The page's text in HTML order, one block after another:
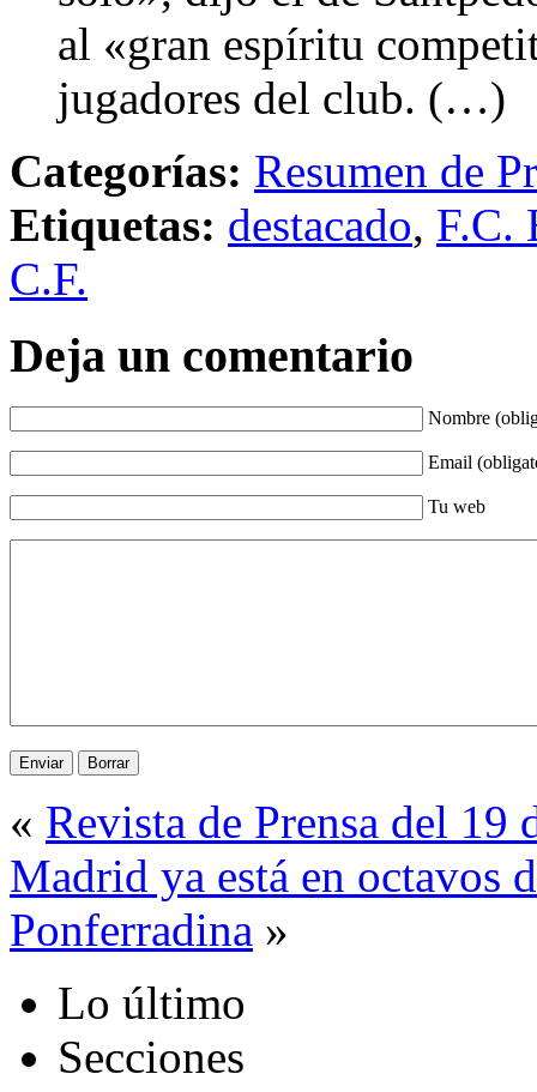
al «gran espíritu
jugadores del club. (…)
Categorías: Resumen de
Etiquetas: destacado, F.C.
C.F.
Deja un comentario
Nombre
Email
Tu web
« Revista de Prensa del 19
Madrid ya está en octavos
Ponferradina »
Lo último
Secciones